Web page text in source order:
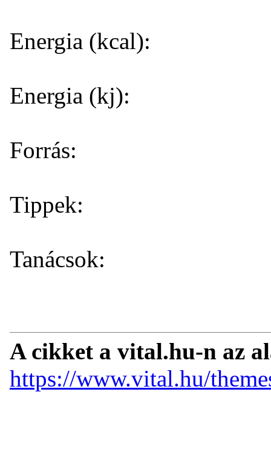
Energia (kcal):
Energia (kj):
Forrás:
Tippek:
Tanácsok:
A cikket a vital.hu-n az
https://www.vital.hu/